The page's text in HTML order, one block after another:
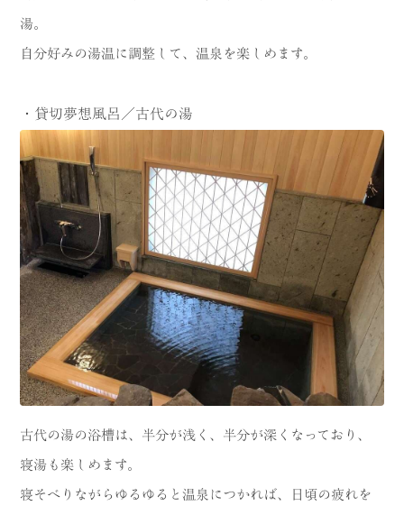
湯。
自分好みの湯温に調整して、温泉を楽しめます。
・貸切夢想風呂／古代の湯
古代の湯の浴槽は、半分が浅く、半分が深くなっており、
寝湯も楽しめます。
寝そべりながらゆるゆると温泉につかれば、日頃の疲れを